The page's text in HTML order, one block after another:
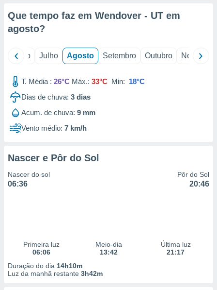
fontes,
melhorar
dados
através
estudos
de
Que tempo faz em Wendover - UT em
agosto?
Junho Julho Agosto Setembro Outubro Novembro
T. Média : 26°C Máx.: 33°C Min: 18°C
Dias de chuva: 3 dias
Acum. de chuva: 9 mm
Vento médio: 7 km/h
Nascer e Pôr do Sol
Nascer do sol
06:36
Pôr do Sol
20:46
Primeira luz
06:06
Meio-dia
13:42
Última luz
21:17
Duração do dia 14h10m
Luz da manhã restante 3h42m